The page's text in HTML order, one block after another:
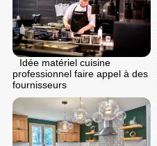
Idée matériel cuisine
professionnel faire appel à des
fournisseurs